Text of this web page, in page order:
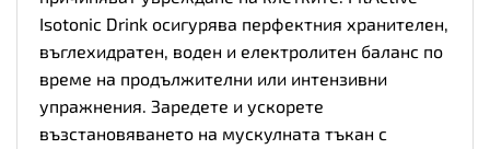
Isotonic Drink осигурява перфектния хранителен,
въглехидратен, воден и електролитен баланс по
време на продължителни или интензивни
упражнения. Заредете и ускорете
възстановяването на мускулната тъкан с